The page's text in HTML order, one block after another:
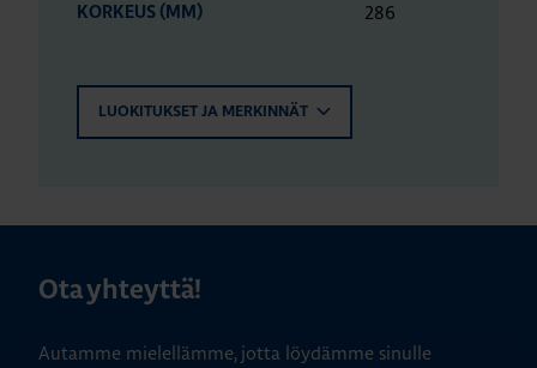
KORKEUS (MM) 286
LUOKITUKSET JA MERKINNÄT
Ota yhteyttä!
Autamme mielellämme, jotta löydämme sinulle